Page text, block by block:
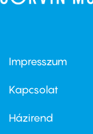
Footer
first
Impresszum
Kapcsolat
Footer
Házirend